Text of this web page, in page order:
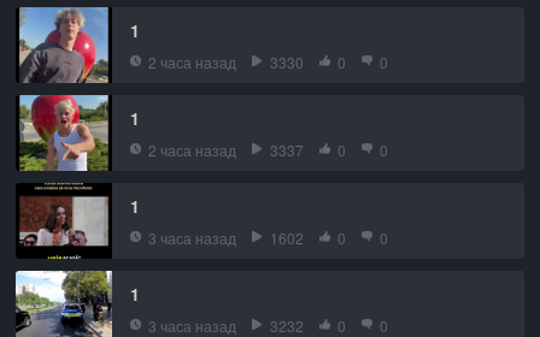
1
2 часа назад 3330 0 0
1
2 часа назад 3337 0 0
1
3 часа назад 1602 0 0
1
3 часа назад 3232 0 0